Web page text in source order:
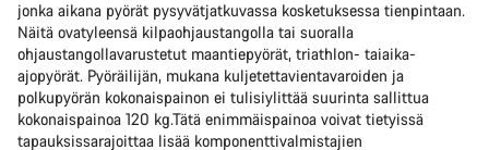
jonka aikana pyörät pysyvätjatkuvassa kosketuksessa tienpintaan.
Näitä ovatyleensä kilpaohjaustangolla tai suoralla
ohjaustangollavarustetut maantiepyörät, triathlon- taiaika-
ajopyörät. Pyöräilijän, mukana kuljetettavientavaroiden ja
polkupyörän kokonaispainon ei tulisiylittää suurinta sallittua
kokonaispainoa 120 kg.Tätä enimmäispainoa voivat tietyissä
tapauksissarajoittaa lisää komponenttivalmistajien